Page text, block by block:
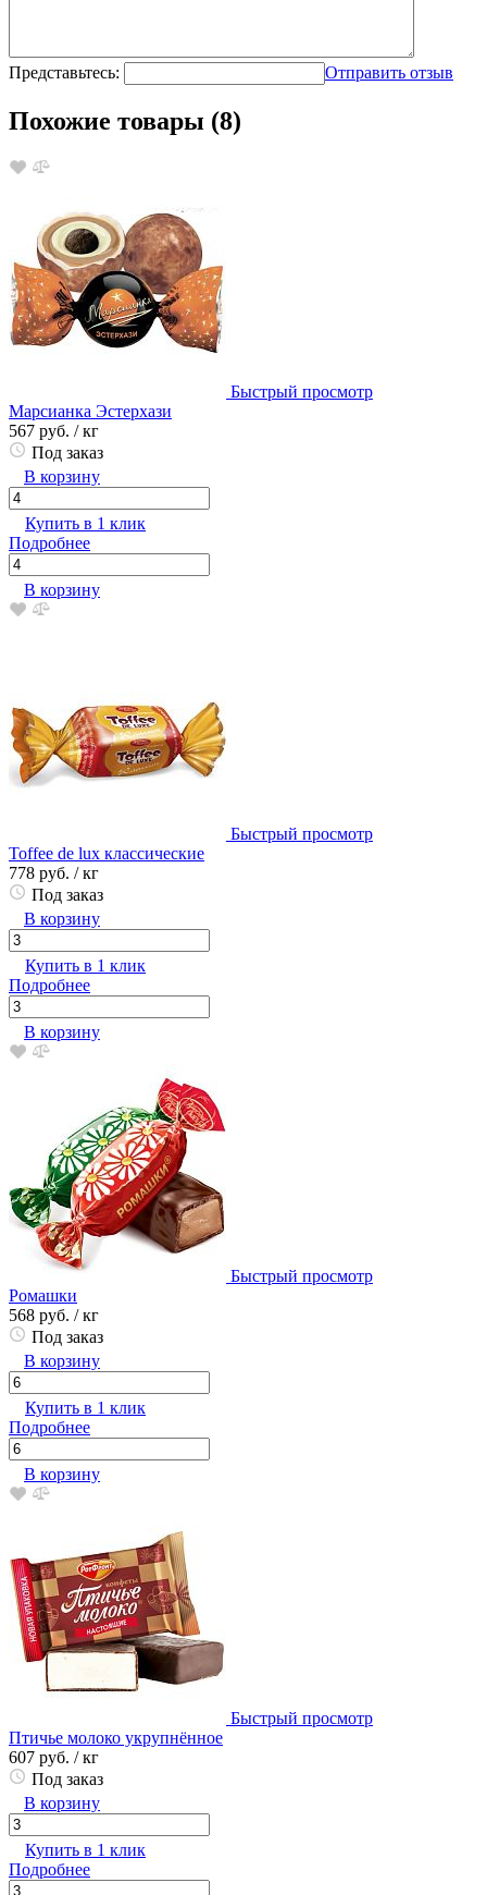
Представьтесь: Отправить отзыв
Похожие товары (8)
Быстрый просмотр
Марсианка Эстерхази
567 руб. / кг
Под заказ
В корзину
Купить в 1 клик
Подробнее
В корзину
Быстрый просмотр
Toffee de lux классические
778 руб. / кг
Под заказ
В корзину
Купить в 1 клик
Подробнее
В корзину
Быстрый просмотр
Ромашки
568 руб. / кг
Под заказ
В корзину
Купить в 1 клик
Подробнее
В корзину
Быстрый просмотр
Птичье молоко укрупнённое
607 руб. / кг
Под заказ
В корзину
Купить в 1 клик
Подробнее